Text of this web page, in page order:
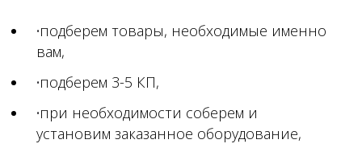
подберем товары, необходимые именно
вам,
подберем 3-5 КП,
при необходимости соберем и
установим заказанное оборудование,